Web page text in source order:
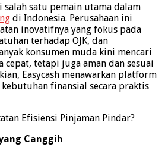
salah satu pemain utama dalam
di Indonesia. Perusahaan ini
inovatifnya yang fokus pada
terhadap OJK, dan
konsumen muda kini mencari
cepat, tetapi juga aman dan sesuai
Easycash menawarkan platform
finansial secara praktis
Canggih